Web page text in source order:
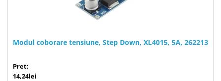
Modul coborare tensiune, Step Down, XL4015, 5A, 262213
Pret:
14,24lei